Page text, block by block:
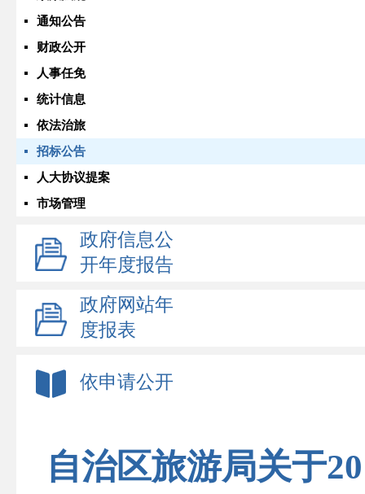
通知公告
财政公开
人事任免
统计信息
依法治旅
招标公告
人大协议提案
市场管理
政府信息公
开年度报告
政府网站年
度报表
依申请公开
自治区旅游局关于